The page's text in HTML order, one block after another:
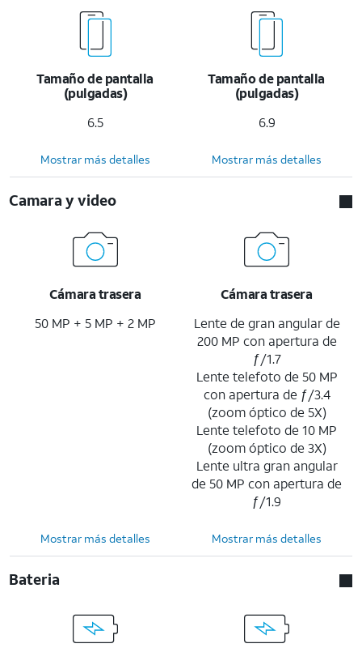
Tamaño de pantalla
(pulgadas)
6.5
Tamaño de pantalla
(pulgadas)
6.9
Mostrar más detalles Mostrar más detalles
Camara y video
Cámara trasera
50 MP + 5 MP + 2 MP
Cámara trasera
Lente de gran angular de
200 MP con apertura de
ƒ/1.7
Lente telefoto de 50 MP
con apertura de ƒ/3.4
(zoom óptico de 5X)
Lente telefoto de 10 MP
(zoom óptico de 3X)
Lente ultra gran angular
de 50 MP con apertura de
ƒ/1.9
Mostrar más detalles Mostrar más detalles
Bateria